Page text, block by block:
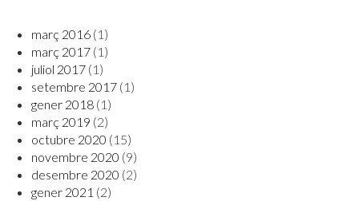
març 2016 (1)
març 2017 (1)
juliol 2017 (1)
setembre 2017 (1)
gener 2018 (1)
març 2019 (2)
octubre 2020 (15)
novembre 2020 (9)
desembre 2020 (2)
gener 2021 (2)